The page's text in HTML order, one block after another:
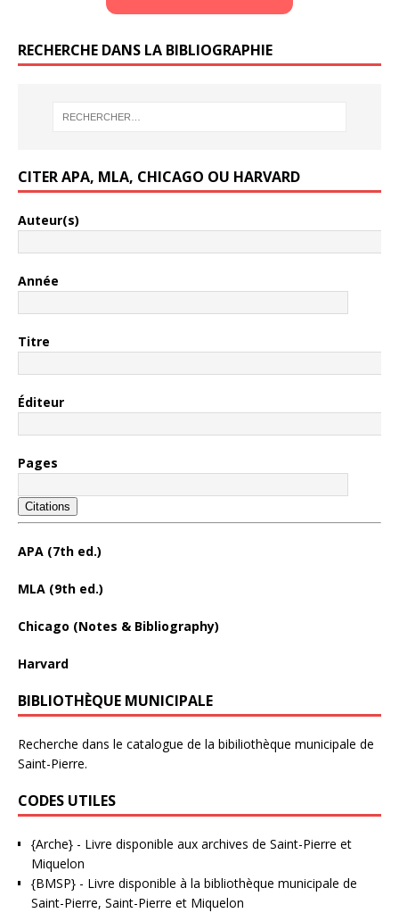
RECHERCHE DANS LA BIBLIOGRAPHIE
CITER APA, MLA, CHICAGO OU HARVARD
Auteur(s)
Année
Titre
Éditeur
Pages
Citations
APA (7th ed.)
MLA (9th ed.)
Chicago (Notes & Bibliography)
Harvard
BIBLIOTHÈQUE MUNICIPALE
Recherche dans le catalogue de la bibiliothèque municipale de
Saint-Pierre.
CODES UTILES
{Arche} - Livre disponible aux archives de Saint-Pierre et
Miquelon
{BMSP} - Livre disponible à la bibliothèque municipale de
Saint-Pierre, Saint-Pierre et Miquelon